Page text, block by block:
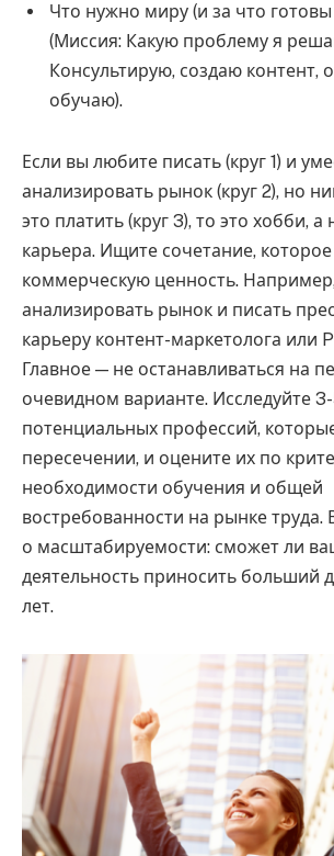
Что нужно миру (и за что готовы
(Миссия: Какую проблему я
Консультирую, создаю контент,
обучаю).
Если вы любите писать (круг 1) и
анализировать рынок (круг 2), но
это платить (круг 3), то это хобби, а
карьера. Ищите сочетание,
коммерческую ценность.
анализировать рынок и писать
карьеру контент-маркетолога или
Главное — не останавливаться на
очевидном варианте. Исследуйте
потенциальных профессий,
пересечении, и оцените их по
необходимости обучения и общей
востребованности на рынке труда.
о масштабируемости: сможет ли
деятельность приносить больший
лет.